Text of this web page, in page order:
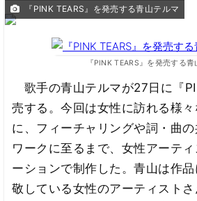
『PINK TEARS』を発売する青山テルマ
『PINK TEARS』を発売する青
歌手の青山テルマが27日に『
売する。今回は女性に訪れる様
に、フィーチャリングや詞・曲
ワークに至るまで、女性アーテ
ーションで制作した。青山は作
敬している女性のアーティストさ